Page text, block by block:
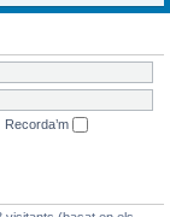
Recorda’m